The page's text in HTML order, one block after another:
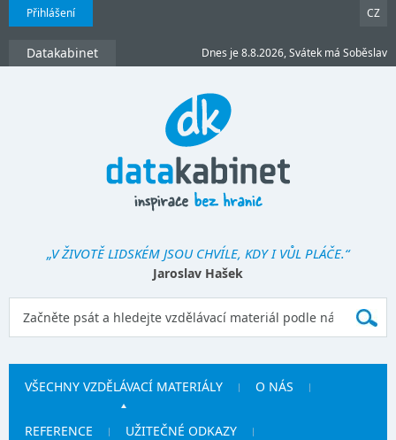
Přihlášení CZ
Datakabinet Dnes je 8.8.2026, Svátek má Soběslav
„V ŽIVOTĚ LIDSKÉM JSOU CHVÍLE, KDY I VŮL PLÁČE.“
Jaroslav Hašek
VŠECHNY VZDĚLÁVACÍ MATERIÁLY O NÁS
REFERENCE UŽITEČNÉ ODKAZY